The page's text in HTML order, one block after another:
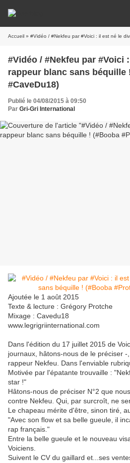
Accueil » #Vidéo / #Nekfeu par #Voici : il est né le divin rappeur
#Vidéo / #Nekfeu par #Voici
rappeur blanc sans béquille
#CaveDu18)
Publié le 04/08/2015 à 09:50
Par Gri-Gri International
Ajoutée le 1 août 2015
Texte & lecture : Grégory Protche
Mixage : Cavedu18
www.legrigriinternational.com
Dans l'édition du 17 juillet 2015 de
journaux, hâtons-nous de le préciser
rappeur Nekfeu. Dans l'enviable
Motivée par l'épatante trouvaille :
star !"
Hâtons-nous de préciser N°2 que
contre Nekfeu. Qui, par surcroît, ne
Le chapeau mérite d'être, sinon tiré,
"Avec son flow et sa belle gueule, il
rap français."
Entre la belle gueule et le nouveau
Voiciens.
Suivent le CV du gaillard et...ses